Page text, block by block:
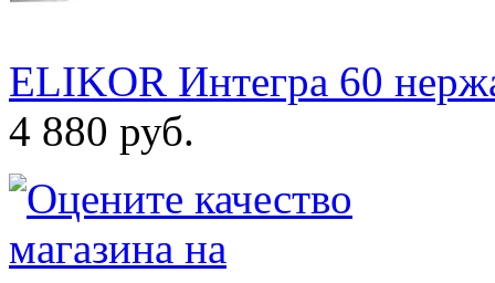
ELIKOR Интегра 60
4 880 руб.